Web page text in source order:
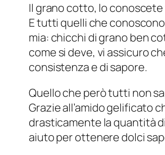
Il grano cotto, lo
E tutti quelli che
mia: chicchi di grano ben
come si deve, vi assicuro
consistenza e di sapore.
Quello che però tutti non
Grazie all’amido gelificato
drasticamente la quantità
aiuto per ottenere dolci